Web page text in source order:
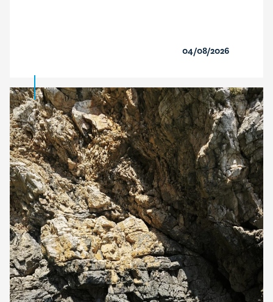
04/08/2026